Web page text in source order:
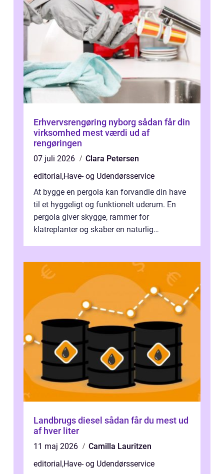
Erhvervsrengøring nyborg sådan får din
virksomhed mest værdi ud af
rengøringen
07 juli 2026
Clara Petersen
editorial,Have- og Udendørsservice
At bygge en pergola kan forvandle din have
til et hyggeligt og funktionelt uderum. En
pergola giver skygge, rammer for
klatreplanter og skaber en naturlig
Landbrugs diesel sådan får du mest ud
af hver liter
11 maj 2026
Camilla Lauritzen
editorial,Have- og Udendørsservice